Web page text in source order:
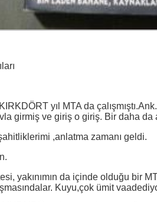
yıl MTA da
girmiş ve giriş o giriş. Bir daha da
,anlatma zamanı geldi.
yakınımın da içinde olduğu bir
Kuyu,çok ümit